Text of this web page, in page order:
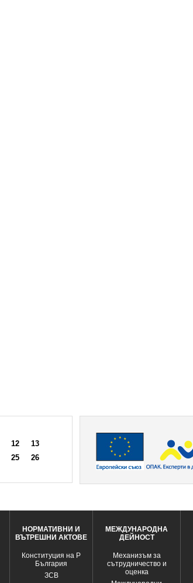
12
13
25
26
НОРМАТИВНИ И
ВЪТРЕШНИ АКТОВЕ
Конституция на Р
България
ЗСВ
МЕЖДУНАРОДНА
ДЕЙНОСТ
Механизъм за
сътрудничество и
оценка